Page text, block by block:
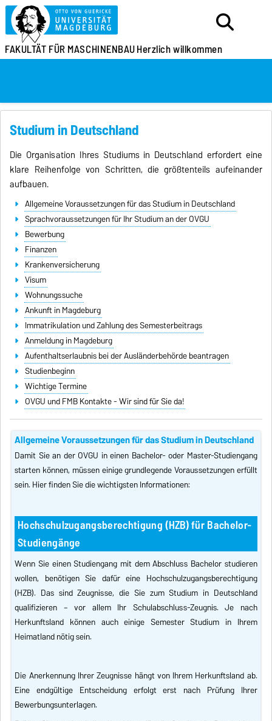
FAKULTÄT FÜR MASCHINENBAUHerzlich willkommen
Studium in Deutschland
Die Organisation Ihres Studiums in Deutschland erfordert eine
klare Reihenfolge von Schritten, die größtenteils aufeinander
aufbauen.
Allgemeine Voraussetzungen für das Studium in Deutschland
Sprachvoraussetzungen für Ihr Studium an der OVGU
Bewerbung
Finanzen
Krankenversicherung
Visum
Wohnungssuche
Ankunft in Magdeburg
Immatrikulation und Zahlung des Semesterbeitrags
Anmeldung in Magdeburg
Aufenthaltserlaubnis bei der Ausländerbehörde beantragen
Studienbeginn
Wichtige Termine
OVGU und FMB Kontakte - Wir sind für Sie da!
Allgemeine Voraussetzungen für das Studium in Deutschland
Damit Sie an der OVGU in einen Bachelor- oder Master-Studiengang
starten können, müssen einige grundlegende Voraussetzungen erfüllt
sein. Hier finden Sie die wichtigsten Informationen:
Hochschulzugangsberechtigung (HZB) für Bachelor-
Studiengänge
Wenn Sie einen Studiengang mit dem Abschluss Bachelor studieren
wollen, benötigen Sie dafür eine Hochschulzugangsberechtigung
(HZB). Das sind Zeugnisse, die Sie zum Studium in Deutschland
qualifizieren – vor allem Ihr Schulabschluss-Zeugnis. Je nach
Herkunftsland können auch einige Semester Studium in Ihrem
Heimatland nötig sein.
Die Anerkennung Ihrer Zeugnisse hängt von Ihrem Herkunftsland ab.
Eine endgültige Entscheidung erfolgt erst nach Prüfung Ihrer
Bewerbungsunterlagen.